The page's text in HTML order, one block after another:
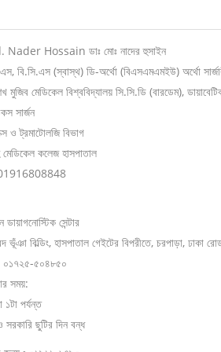
Hossain ডাঃ মোঃ নাদের হুসাইন
বি.সি.এস (স্বাস্থ) ডি-অর্থো (বিএসএমএমইউ) অর্থো
মুজিব মেডিকেল বিশ্ববিদ্যালয় সি.সি.ডি (বারডেম),
সার্জন
ও ট্রমাটোলজি বিভাগ
মেডিকেল কলেজ হাসপাতাল
ডায়াগনোস্টিক সেন্টার
ভূঁঞা বিল্ডিং, হাসপাতাল গেইটের বিপরীতে, চরপাড়া, ঢাকা
০১৭২৫-৫০৪৮৫০
সময়:
১টা পর্যন্ত
ছুটির দিন বন্ধ